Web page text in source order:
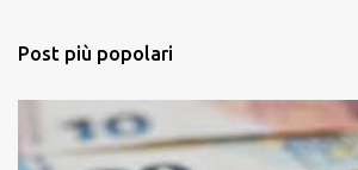
Post più popolari